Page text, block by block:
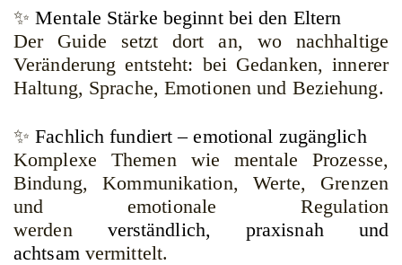
✨Mentale Stärke beginnt bei den Eltern
Der Guide setzt dort an, wo nachhaltige
Veränderung entsteht: bei Gedanken, innerer
Haltung, Sprache, Emotionen und Beziehung.
✨Fachlich fundiert – emotional zugänglich
Komplexe Themen wie mentale Prozesse,
Bindung, Kommunikation, Werte, Grenzen
und emotionale Regulation
werden verständlich, praxisnah und
achtsam vermittelt.